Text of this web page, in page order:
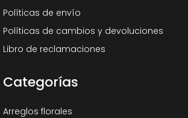
Políticas de envío
Políticas de cambios y devoluciones
Libro de reclamaciones
Categorías
Arreglos florales